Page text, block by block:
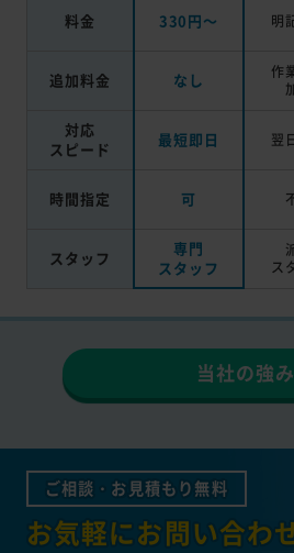
料金 330円～ 明
追加料金 なし
作
対応
スピード
最短即日 翌
時間指定 可
スタッフ
専門
スタッフ
ス
当社の強み
ご相談・お見積もり無料
お気軽にお問い合わ